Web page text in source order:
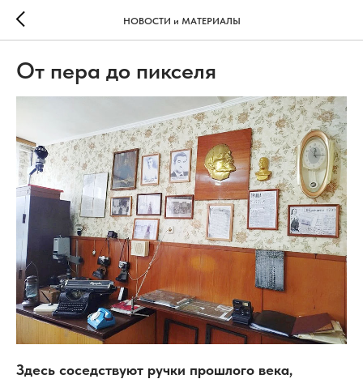
НОВОСТИ и МАТЕРИАЛЫ
От пера до пикселя
Здесь соседствуют ручки прошлого века,